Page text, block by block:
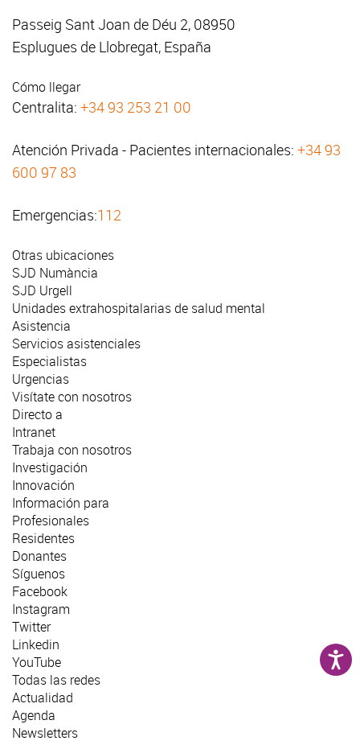
Passeig Sant Joan de Déu 2, 08950
Esplugues de Llobregat, España
Cómo llegar
Centralita: +34 93 253 21 00
Atención Privada - Pacientes internacionales: +34 93
600 97 83
Emergencias:112
Otras ubicaciones
SJD Numància
SJD Urgell
Unidades extrahospitalarias de salud mental
Asistencia
Servicios asistenciales
Especialistas
Urgencias
Visítate con nosotros
Directo a
Intranet
Trabaja con nosotros
Investigación
Innovación
Información para
Profesionales
Residentes
Donantes
Síguenos
Facebook
Instagram
Twitter
Linkedin
YouTube
Todas las redes
Actualidad
Agenda
Newsletters